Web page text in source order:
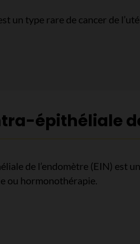
un type rare de cancer de
de l’utérus
épithéliale
de l’endomètre (EIN) est
ou hormonothérapie.
intra-épithéliale de